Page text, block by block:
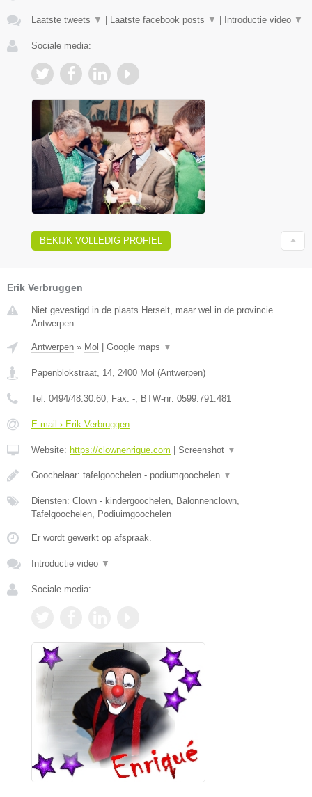
Laatste tweets ▼ | Laatste facebook posts ▼ | Introductie video ▼
Sociale media:
BEKIJK VOLLEDIG PROFIEL
Erik Verbruggen
Niet gevestigd in de plaats Herselt, maar wel in de provincie
Antwerpen.
Antwerpen » Mol Google maps ▼
Papenblokstraat, 14, 2400 Mol (Antwerpen)
Tel: 0494/48.30.60, Fax: -, BTW-nr: 0599.791.481
E-mail › Erik Verbruggen
Website: https://clownenrique.com Screenshot ▼
Goochelaar: tafelgoochelen - podiumgoochelen ▼
Diensten: Clown - kindergoochelen, Balonnenclown,
Tafelgoochelen, Podiuimgoochelen
Er wordt gewerkt op afspraak.
Introductie video ▼
Sociale media: